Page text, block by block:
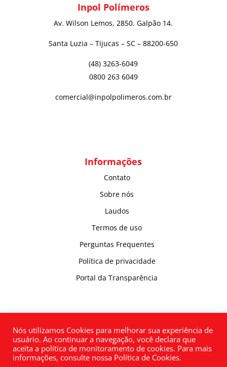
Inpol Polímeros
Av. Wilson Lemos, 2850. Galpão 14.
Santa Luzia – Tijucas – SC – 88200-650
(48) 3263-6049
0800 263 6049
comercial@inpolpolimeros.com.br
Informações
Contato
Sobre nós
Laudos
Termos de uso
Perguntas Frequentes
Política de privacidade
Portal da Transparência
Inpol Indústria e Comércio de Polímeros LTDA
Nós utilizamos Cookies para melhorar sua experiência de
usuário. Ao continuar a navegação, você declara que
aceita a política de monitoramento de cookies. Para mais
informações, consulte nossa Política de Cookies.